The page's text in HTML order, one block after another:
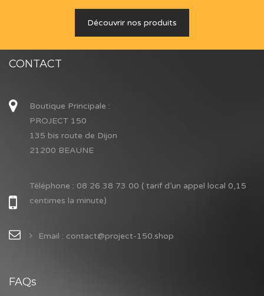
Découvrir nos produits
CONTACT
Boutique Principale :
PROJECT 150
135 bis route de Dijon
21200 BEAUNE
Téléphone : 08 26 38 73 00 ( tarif d’un appel local 0,15
centimes la minute)
Email : contact@project-150.shop
FAQs